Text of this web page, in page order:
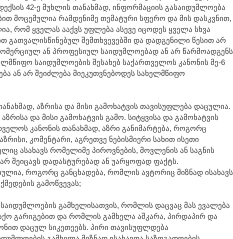
42-ე მუხლის თანახმად, ინფორმაციის გასაიდუმლოება
მოცემულია რამდენიმე თემატური სფერო და მის დასკვნით,
რომ ყველას ააქვს უფლება ასევე იცოდეს ყველა სხვა
გათვალისწინებულ შემთხვევებში და დადგენილი წესით არ
ან პროფესიულ საიდუმლოებად ან არ წარმოადგენს
საიდუმლოების შესახებ საქართველოს კანონის მე-6
ან არ შეიძლება მიეკუთვნებოდეს სახელმწიფო
აზრისა და მისი გამოხატვის თავისუფლება დაცულია.
და მისი გამოხატვის გამო. სიტყვისა და გამოხატვის
კანონის თანახმად, აზრი განიმარტება, როგორც
კომენტარი, აგრეთვე ნებისმიერი სახით ისეთი
ასახავს რომელიმე პიროვნების, მოვლენის ან საგნის
შეიცავს დადასტურებად ან უარყოფად ფაქტს.
როგორც განცხადება, რომლის ავტორიც მიზნად ისახავს
გამოწვევას;
გამხელისათვის, რომლის დაცვაც მას ევალება
გარიგებით და რომლის გამხელა აშკარა, პირდაპირ და
დაცულ სიკეთეებს. პირი თავისუფლდება